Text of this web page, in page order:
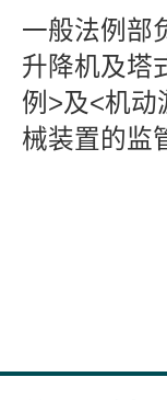
一般法例部
升降机及塔
例>及<机动
械装置的监